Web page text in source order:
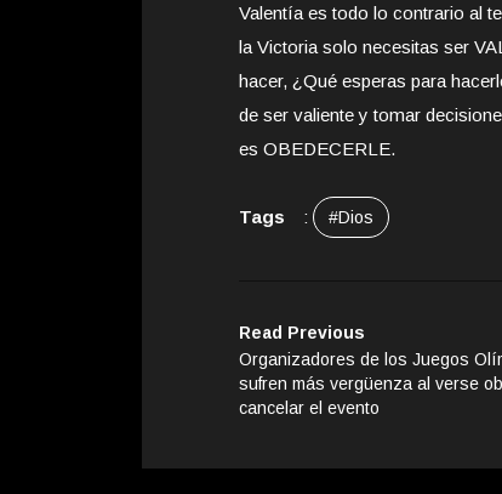
Valentía es todo lo contrario al
la Victoria solo necesitas ser
hacer, ¿Qué esperas para
de ser valiente y tomar
es OBEDECERLE.
Tags : #Dios
Read Previous
Organizadores de los Juegos
sufren más vergüenza al verse
cancelar el evento